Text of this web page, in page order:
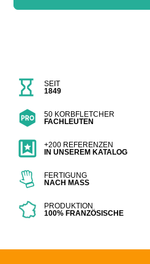
SEIT
1849
50 KORBFLETCHER
FACHLEUTEN
+200 REFERENZEN
IN UNSEREM KATALOG
FERTIGUNG
NACH MASS
PRODUKTION
100% FRANZÖSISCHE